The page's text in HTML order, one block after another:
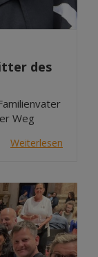
des
Weg
Weiterlesen